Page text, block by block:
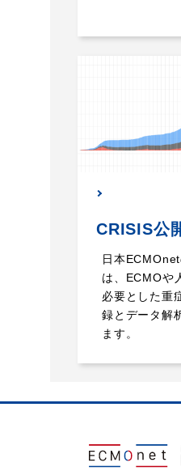
CRISIS公
日本
は、ECMOや
必要とした重
録とデータ解
ます。